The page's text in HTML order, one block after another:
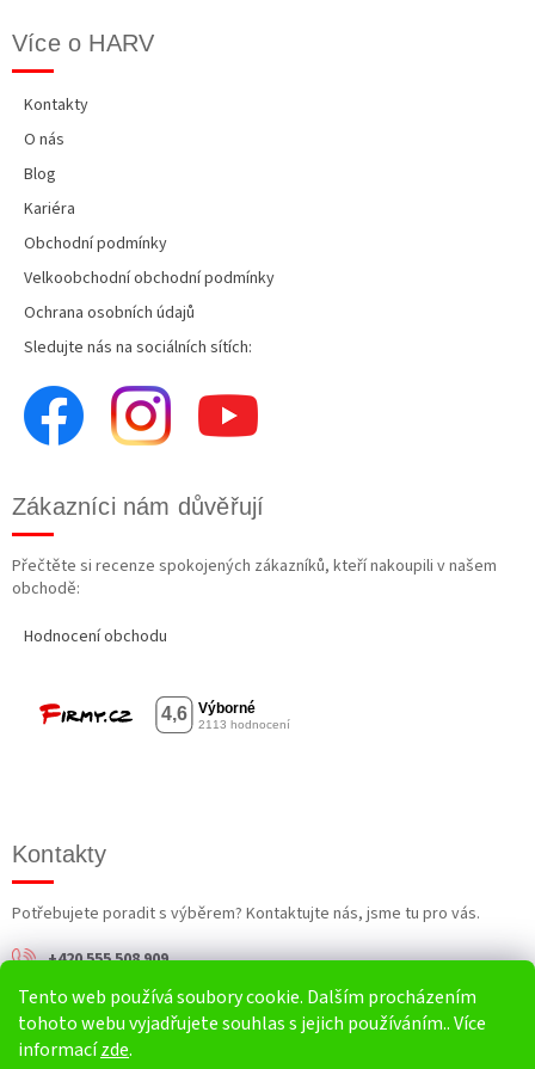
Tento web používá soubory cookie. Dalším procházením
tohoto webu vyjadřujete souhlas s jejich používáním.. Více
informacízde.
Více o HARV
Kontakty
O nás
Blog
Kariéra
Obchodní podmínky
Velkoobchodní obchodní podmínky
Ochrana osobních údajů
Sledujte nás na sociálních sítích:
Zákazníci nám důvěřují
Přečtěte si recenze spokojených zákazníků, kteří nakoupili v našem
obchodě:
Hodnocení obchodu
Kontakty
Potřebujete poradit s výběrem? Kontaktujte nás, jsme tu pro vás.
+420 555 508 909
info@harv.cz